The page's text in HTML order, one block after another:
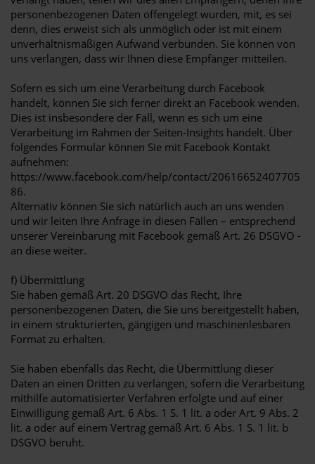
personenbezogenen Daten offengelegt wurden, mit, es sei
denn, dies erweist sich als unmöglich oder ist mit einem
unverhältnismäßigen Aufwand verbunden. Sie können von
uns verlangen, dass wir Ihnen diese Empfänger mitteilen.
Sofern es sich um eine Verarbeitung durch Facebook
handelt, können Sie sich ferner direkt an Facebook wenden.
Dies ist insbesondere der Fall, wenn es sich um eine
Verarbeitung im Rahmen der Seiten-Insights handelt. Über
folgendes Formular können Sie mit Facebook Kontakt
aufnehmen:
https://www.facebook.com/help/contact/20616652407705
86.
Alternativ können Sie sich natürlich auch an uns wenden
und wir leiten Ihre Anfrage in diesen Fällen – entsprechend
unserer Vereinbarung mit Facebook gemäß Art. 26 DSGVO -
an diese weiter.
f) Übermittlung
Sie haben gemäß Art. 20 DSGVO das Recht, Ihre
personenbezogenen Daten, die Sie uns bereitgestellt haben,
in einem strukturierten, gängigen und maschinenlesbaren
Format zu erhalten.
Sie haben ebenfalls das Recht, die Übermittlung dieser
Daten an einen Dritten zu verlangen, sofern die Verarbeitung
mithilfe automatisierter Verfahren erfolgte und auf einer
Einwilligung gemäß Art. 6 Abs. 1 S. 1 lit. a oder Art. 9 Abs. 2
lit. a oder auf einem Vertrag gemäß Art. 6 Abs. 1 S. 1 lit. b
DSGVO beruht.